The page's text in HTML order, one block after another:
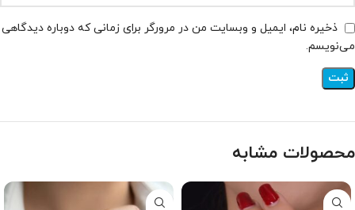
ذخیره نام، ایمیل و وبسایت من در مرورگر برای زمانی که دوباره دیدگاهی
می‌نویسم.
محصولات مشابه